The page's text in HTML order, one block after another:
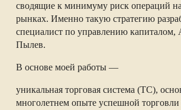
сводящие к минимуму риск операций
рынках. Именно такую стратегию
специалист по управлению капиталом,
Пылев.
В основе моей работы —
уникальная торговая система (ТС),
многолетнем опыте успешной